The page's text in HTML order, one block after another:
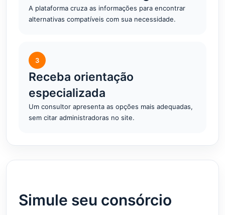
A plataforma cruza as informações para encontrar
alternativas compatíveis com sua necessidade.
3
Receba orientação
especializada
Um consultor apresenta as opções mais adequadas,
sem citar administradoras no site.
Simule seu consórcio